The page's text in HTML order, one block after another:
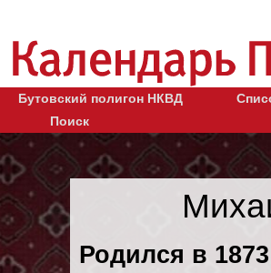
Бутовский полигон НКВД
Поиск
Родился в